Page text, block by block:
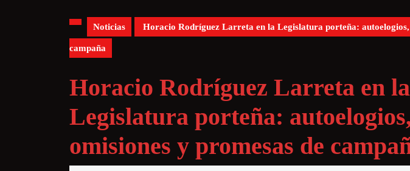
Noticias Horacio Rodríguez Larreta en la Legislatura porteña: autoelogios,
campaña
Horacio Rodríguez Larreta en la
Legislatura porteña:
omisiones y promesas de